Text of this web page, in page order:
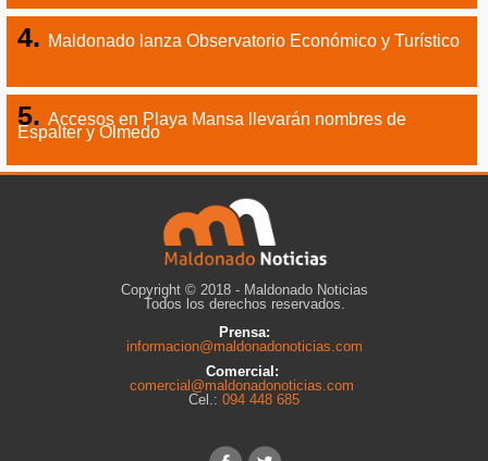
Maldonado lanza Observatorio Económico y Turístico
Accesos en Playa Mansa llevarán nombres de
Espalter y Olmedo
Copyright © 2018 - Maldonado Noticias
Todos los derechos reservados.
Prensa:
informacion@maldonadonoticias.com
Comercial:
comercial@maldonadonoticias.com
Cel.: 094 448 685